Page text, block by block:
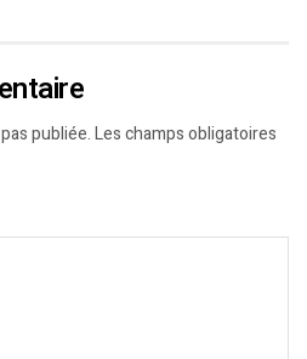
publiée.Les champs obligatoires